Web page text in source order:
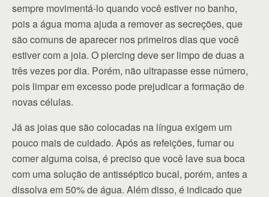
sempre movimentá-lo quando você estiver no banho,
pois a água morna ajuda a remover as secreções, que
são comuns de aparecer nos primeiros dias que você
estiver com a joia. O piercing deve ser limpo de duas a
três vezes por dia. Porém, não ultrapasse esse número,
pois limpar em excesso pode prejudicar a formação de
novas células.
Já as joias que são colocadas na língua exigem um
pouco mais de cuidado. Após as refeições, fumar ou
comer alguma coisa, é preciso que você lave sua boca
com uma solução de antisséptico bucal, porém, antes a
dissolva em 50% de água. Além disso, é indicado que